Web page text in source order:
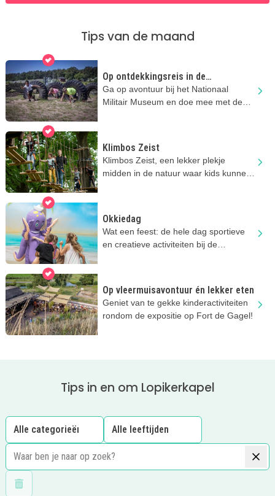
Tips van de maand
Op ontdekkingsreis in de
zomervakantie
Ga op avontuur bij het Nationaal
Militair Museum en doe mee met de
Klimbos Zeist
Klimbos Zeist, een lekker plekje
midden in de natuur waar kids kunnen
Okkiedag
Wat een feest: de hele dag sportieve
en creatieve activiteiten bij de
Op vleermuisavontuur én lekker eten
Geniet van te gekke kinderactiviteiten
rondom de expositie op Fort de Gagel!
Tips in en om Lopikerkapel
Wis filters